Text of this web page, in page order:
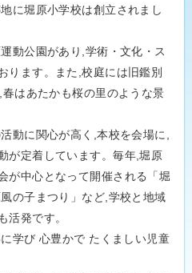
に堀原小学校は創立されまし
動公園があり,学術・文化・ス
ります。また,校庭には旧鑑別
はあたかも桜の里のような景
動に関心が高く,本校を会場に,
が定着しています。毎年,堀原
が中心となって開催される「堀
の子まつり」など,学校と地域
活発です。
学び 心豊かで たくましい児童